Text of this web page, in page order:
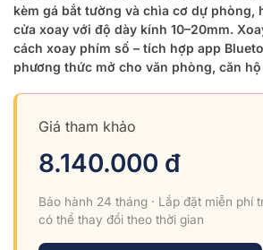
kèm gá bắt tường và chìa cơ dự phòng,
cửa xoay với độ dày kính 10–20mm.
cách xoay phím số – tích hợp app
phương thức mở cho văn phòng, căn
Giá tham khảo
8.140.000 đ
Bảo hành 24 tháng · Lắp đặt miễn phí
có thể thay đổi theo thời gian